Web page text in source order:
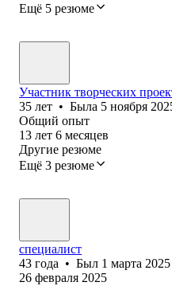
Ещё 5 резюме
Участник творческих
35 лет • Была 5 ноября
Общий опыт
13 лет 6 месяцев
Другие резюме
Ещё 3 резюме
специалист
43 года • Был 1 марта 2025
26 февраля 2025